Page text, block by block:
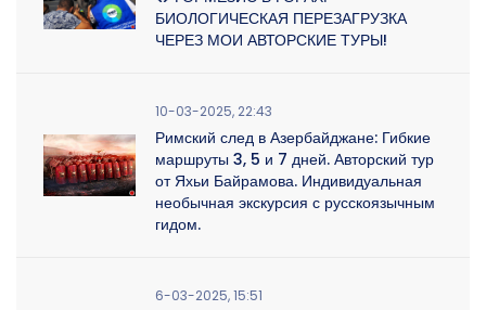
БИОЛОГИЧЕСКАЯ ПЕРЕЗАГРУЗКА
ЧЕРЕЗ МОИ АВТОРСКИЕ ТУРЫ!
10-03-2025, 22:43
Римский след в Азербайджане: Гибкие
маршруты 3, 5 и 7 дней. Авторский тур
от Яхьи Байрамова. Индивидуальная
необычная экскурсия с русскоязычным
гидом.
6-03-2025, 15:51